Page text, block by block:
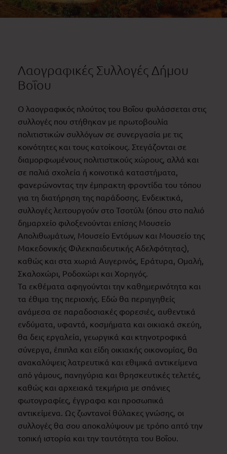
Λαογραφικές Συλλογές Δήμου
Βοΐου
Ο λαογραφικός πλούτος του Βοΐου φυλάσσεται στις
συλλογές που στήθηκαν με πρωτοβουλία
πολιτιστικών συλλόγων σε συνεργασία με τις
κοινότητες και τους κατοίκους. Στεγάζονται σε
διαμορφωμένους πολιτιστικούς χώρους, αλλά και
σε παλιά σχολεία ή κοινοτικά καταστήματα,
φανερώνοντας την έμπρακτη φροντίδα του τόπου
για τη διατήρηση της παράδοσης. Ενδεικτικά,
συλλογές λειτουργούν στο Τσοτύλι (όπου στο παλιό
δημαρχείο φιλοξενούνται επίσης Μουσείο
Απολιθωμάτων, Μουσείο Εντόμων και Μουσείο της
Μακεδονικής Φιλεκπαιδευτικής Αδελφότητας),
καθώς και στα χωριά Αυγερινός, Εράτυρα, Ομαλή,
Σκαλοχώρι, Ροδοχώρι και Χορηγός.
Τα εκθέματα αφηγούνται την καθημερινότητα και
τα έθιμα της περιοχής. Εδώ θα περιηγηθείς
ανάμεσα σε παραδοσιακές φορεσιές, αυθεντικά
ενδύματα, υφαντά, κοσμήματα και οικιακά σκεύη,
θα δεις εργαλεία, γεωργικά και κτηνοτροφικά
σύνεργα, έπιπλα και είδη οικιακής οικονομίας, θα
ανακαλύψεις λατρευτικά και εθιμικά αντικείμενα
από γάμους, πανηγύρια και θρησκευτικές τελετές,
καθώς και αρχειακά τεκμήρια με σπάνιες
φωτογραφίες, έγγραφα και προσωπικά
αντικείμενα. Ως ζωντανοί θύλακες γνώσης, οι
συλλογές θα σου αποκαλύψουν με τρόπο απτό την
τοπική ιστορία και την ταυτότητα του Βοΐου.